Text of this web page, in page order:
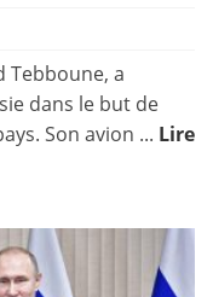
Tebboune, a
dans le but de
Son avion ... Lire